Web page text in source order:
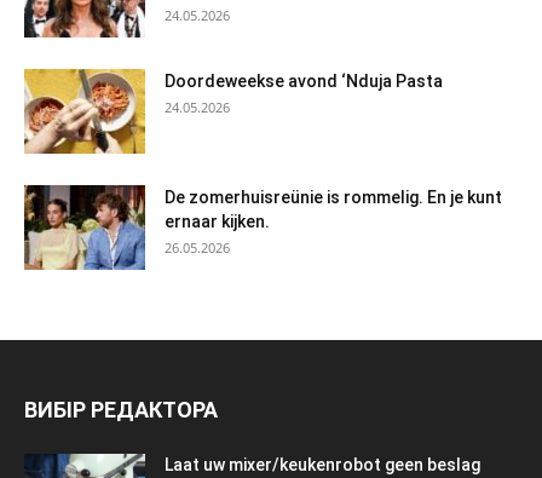
24.05.2026
Doordeweekse avond ‘Nduja Pasta
24.05.2026
De zomerhuisreünie is rommelig. En je kunt
ernaar kijken.
26.05.2026
ВИБІР РЕДАКТОРА
Laat uw mixer/keukenrobot geen beslag